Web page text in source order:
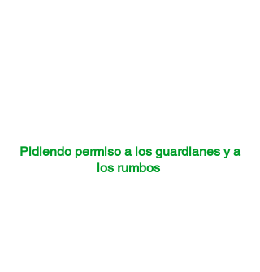
Pidiendo permiso a los guardianes y a
los rumbos